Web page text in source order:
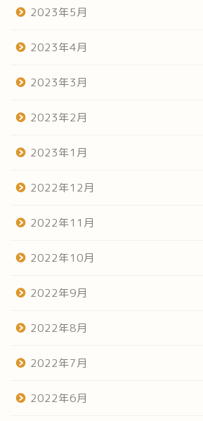
2023年5月
2023年4月
2023年3月
2023年2月
2023年1月
2022年12月
2022年11月
2022年10月
2022年9月
2022年8月
2022年7月
2022年6月